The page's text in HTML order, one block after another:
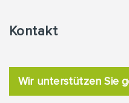
Kontakt
Wir unterstützen Sie